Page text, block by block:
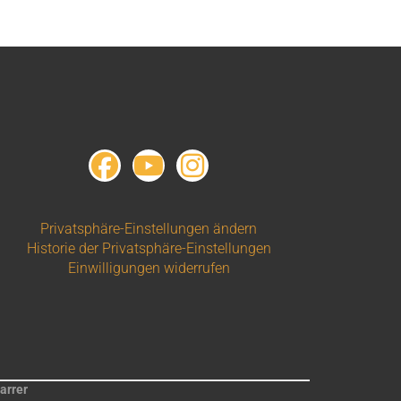
Privatsphäre-Einstellungen ändern
Historie der Privatsphäre-Einstellungen
Einwilligungen widerrufen